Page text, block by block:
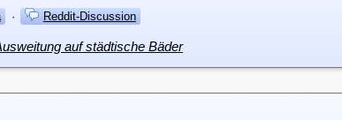
· Reddit-Discussion
auf städtische Bäder